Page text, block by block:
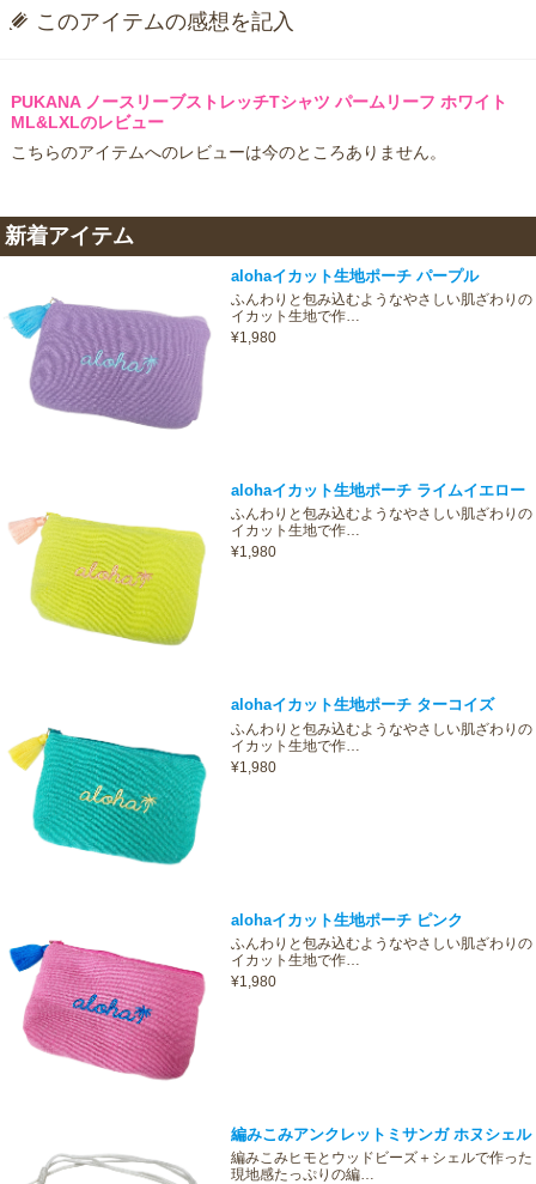
このアイテムの感想を記入
PUKANA ノースリーブストレッチTシャツ パームリーフ ホワイト
ML&LXLのレビュー
こちらのアイテムへのレビューは今のところありません。
新着アイテム
alohaイカット生地ポーチ パープル
ふんわりと包み込むようなやさしい肌ざわりの
イカット生地で作…
¥1,980
alohaイカット生地ポーチ ライムイエロー
ふんわりと包み込むようなやさしい肌ざわりの
イカット生地で作…
¥1,980
alohaイカット生地ポーチ ターコイズ
ふんわりと包み込むようなやさしい肌ざわりの
イカット生地で作…
¥1,980
alohaイカット生地ポーチ ピンク
ふんわりと包み込むようなやさしい肌ざわりの
イカット生地で作…
¥1,980
編みこみアンクレットミサンガ ホヌシェル
編みこみヒモとウッドビーズ＋シェルで作った
現地感たっぷりの編…